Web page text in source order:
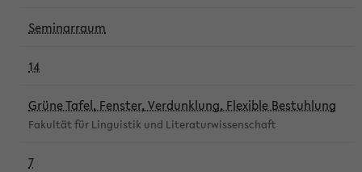
Seminarraum
14
Grüne Tafel, Fenster, Verdunklung, Flexible Bestuhlung
Fakultät für Linguistik und Literaturwissenschaft
7